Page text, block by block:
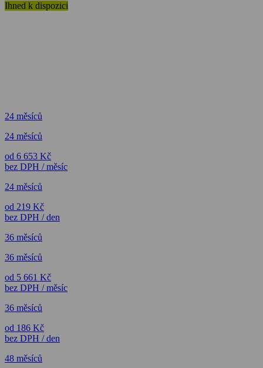
Ihned k dispozici
24 měsíců
24 měsíců
od 6 653 Kč
bez DPH / měsíc
24 měsíců
od 219 Kč
bez DPH / den
36 měsíců
36 měsíců
od 5 661 Kč
bez DPH / měsíc
36 měsíců
od 186 Kč
bez DPH / den
48 měsíců